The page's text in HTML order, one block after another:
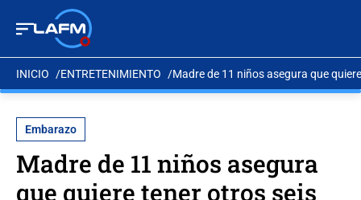
INICIO ENTRETENIMIENTO Madre de 11 niños asegura que
Embarazo
Madre de 11 niños asegura
que quiere tener otros seis